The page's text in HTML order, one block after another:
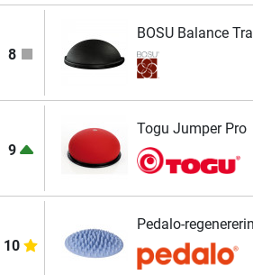
8
BOSU Balance
9
Togu Jumper Pro
10
Pedalo-